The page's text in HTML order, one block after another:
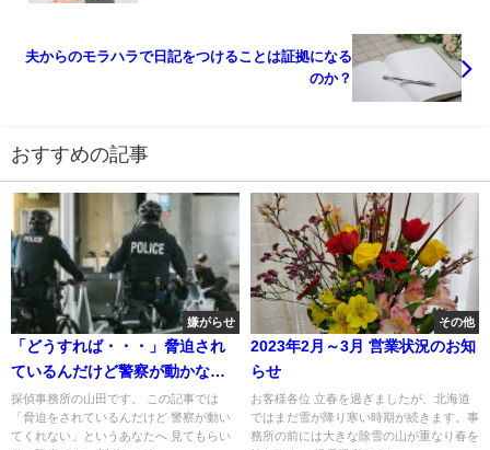
夫からのモラハラで日記をつけることは証拠になる
のか？
おすすめの記事
嫌がらせ
「どうすれば・・・」脅迫され
ているんだけど警察が動かない
場合には
探偵事務所の山田です。 この記事では
「脅迫をされているんだけど 警察が動い
てくれない」というあなたへ 見てもらい
その他
2023年2月～3月 営業状況のお知
らせ
お客様各位 立春を過ぎましたが、北海道
ではまだ雪が降り寒い時期が続きます。事
務所の前には大きな除雪の山が重なり春を